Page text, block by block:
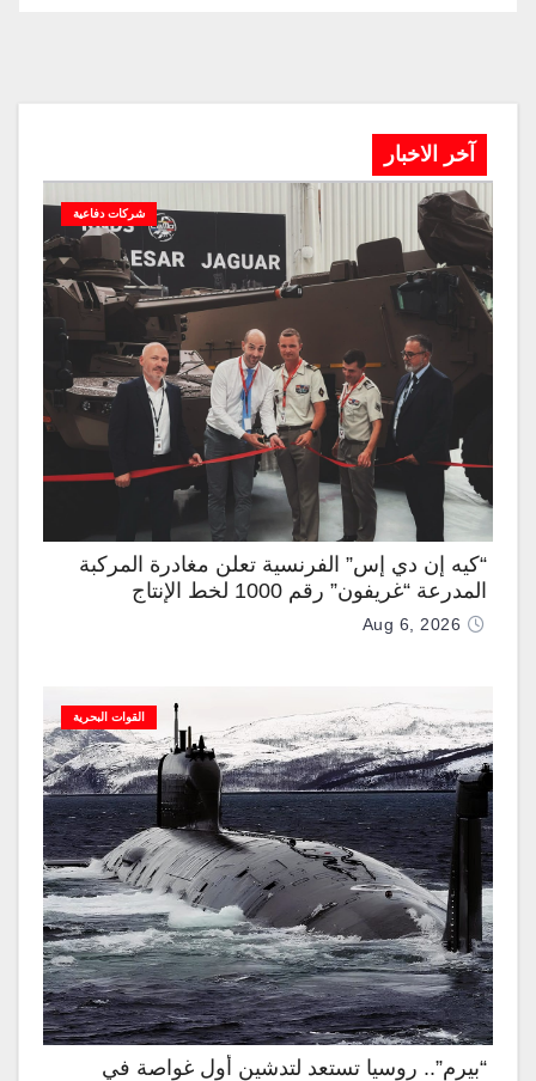
آخر الاخبار
شركات دفاعية
“كيه إن دي إس” الفرنسية تعلن مغادرة المركبة
المدرعة “غريفون” رقم 1000 لخط الإنتاج
Aug 6, 2026
القوات البحرية
“بيرم”.. روسيا تستعد لتدشين أول غواصة في